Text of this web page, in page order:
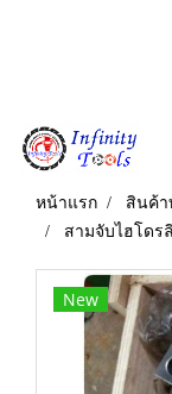
หน้าแรก สินค้า
สามจับไฮโดรลิ
New